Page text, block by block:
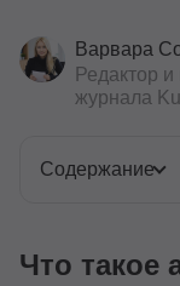
Варвара
Редактор
журнала
Содержание
Что такое